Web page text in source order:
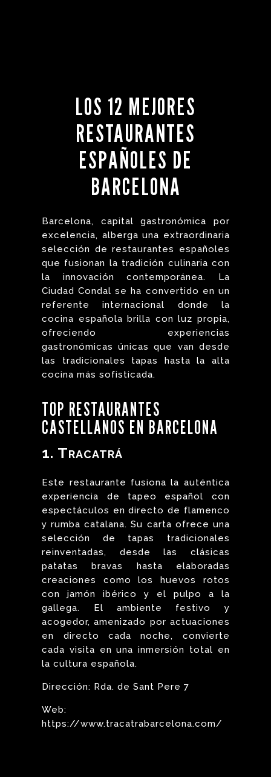
LOS 12 MEJORES
RESTAURANTES
ESPAÑOLES DE
BARCELONA
Barcelona, capital gastronómica por
excelencia, alberga una extraordinaria
selección de restaurantes españoles
que fusionan la tradición culinaria con
la innovación contemporánea. La
Ciudad Condal se ha convertido en un
referente internacional donde la
cocina española brilla con luz propia,
ofreciendo experiencias
gastronómicas únicas que van desde
las tradicionales tapas hasta la alta
cocina más sofisticada.
TOP RESTAURANTES
CASTELLANOS EN BARCELONA
1. Tracatrá
Este restaurante fusiona la auténtica
experiencia de tapeo español con
espectáculos en directo de flamenco
y rumba catalana. Su carta ofrece una
selección de tapas tradicionales
reinventadas, desde las clásicas
patatas bravas hasta elaboradas
creaciones como los huevos rotos
con jamón ibérico y el pulpo a la
gallega. El ambiente festivo y
acogedor, amenizado por actuaciones
en directo cada noche, convierte
cada visita en una inmersión total en
la cultura española.
Dirección: Rda. de Sant Pere 7
Web:
https://www.tracatrabarcelona.com/